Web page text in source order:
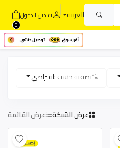
العربية تسجيل الدخول
0
تصفية حسب :افتراضي
عرض الشبكة عرض القائمة